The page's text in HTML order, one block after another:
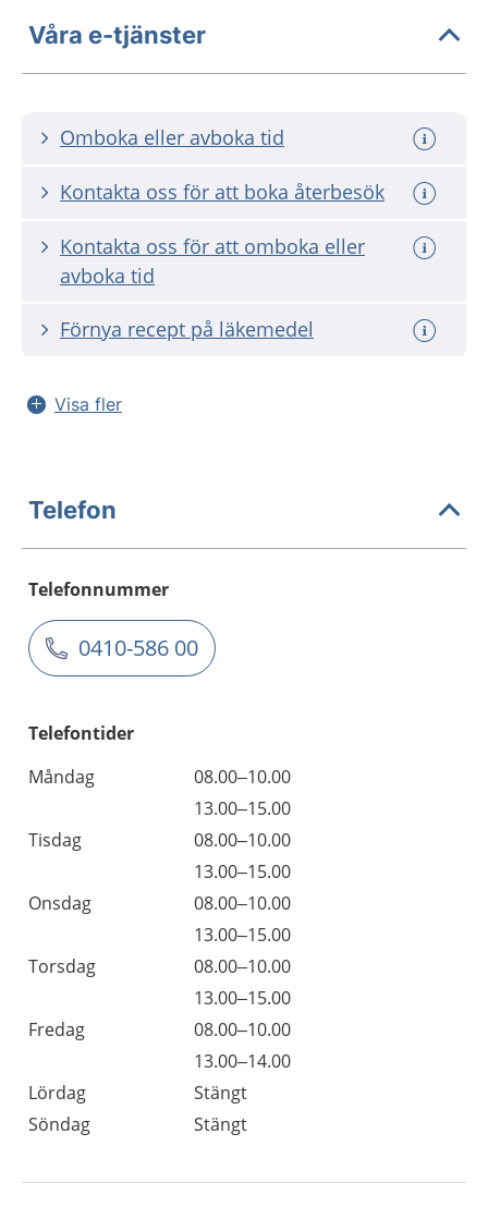
Våra e-tjänster
Omboka eller avboka tid
Kontakta oss för att boka återbesök
Kontakta oss för att omboka eller
avboka tid
Förnya recept på läkemedel
Visa fler
Telefon
Telefonnummer
0410-586 00
Telefontider
Måndag
08.00–10.00
13.00–15.00
Tisdag
08.00–10.00
13.00–15.00
Onsdag
08.00–10.00
13.00–15.00
Torsdag
08.00–10.00
13.00–15.00
Fredag
08.00–10.00
13.00–14.00
Lördag
Stängt
Söndag
Stängt